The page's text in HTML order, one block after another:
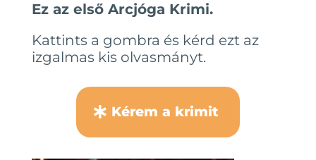
Ez az első Arcjóga Krimi.
Kattints a gombra és kérd ezt az
izgalmas kis olvasmányt.
Kérem a krimit